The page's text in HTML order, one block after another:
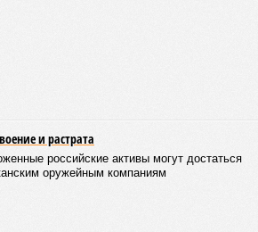
и растрата
российские активы могут достаться
оружейным компаниям